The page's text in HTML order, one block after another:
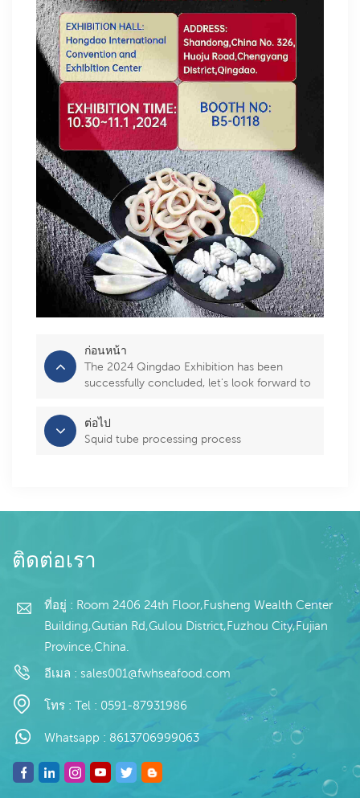
ก่อนหน้า
The 2024 Qingdao Exhibition has been
successfully concluded, let's look forward to
ต่อไป
Squid tube processing process
ติดต่อเรา
ที่อยู่ : Room 2406 24th Floor,Fusheng Wealth Center
Building,Gutian Rd,Gulou District,Fuzhou City,Fujian
Province,China.
อีเมล : sales001@fwhseafood.com
โทร : Tel : 0591-87931986
Whatsapp : 8613706999063